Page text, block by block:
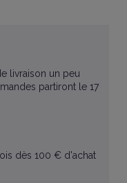
livraison un peu
partiront le 17
dès 100 € d'achat